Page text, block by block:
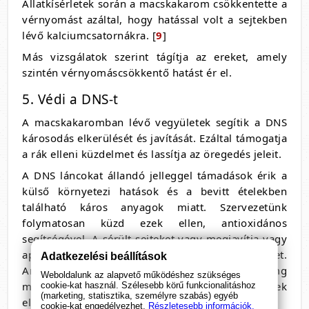
Állatkísérletek során a macskakarom csökkentette a
vérnyomást azáltal, hogy hatással volt a sejtekben
lévő kalciumcsatornákra. [9]
Más vizsgálatok szerint tágítja az ereket, amely
szintén vérnyomáscsökkentő hatást ér el.
5. Védi a DNS-t
A macskakaromban lévő vegyületek segítik a DNS
károsodás elkerülését és javítását. Ezáltal támogatja
a rák elleni küzdelmet és lassítja az öregedés jeleit.
A DNS láncokat állandó jelleggel támadások érik a
külső környetezi hatások és a bevitt ételekben
található káros anyagok miatt. Szervezetünk
folymatosan küzd ezek ellen, antioxidános
segítségével. A sérült sejteket vagy megjavítja vagy
apoptózisnak nevezett sejthalállal eltávolítja őket.
Antioxidáns hatásával napi 300 - 700 mg
macskakarom segíti a szervezet a setjeinek
ellenállását az oxidatív stresszel szemben.
Adatkezelési beállítások
Weboldalunk az alapvető működéshez szükséges
cookie-kat használ. Szélesebb körű funkcionalitáshoz
(marketing, statisztika, személyre szabás) egyéb
cookie-kat engedélyezhet. Részletesebb információk.